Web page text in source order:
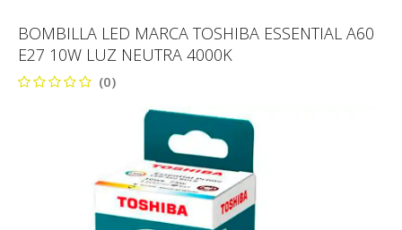
BOMBILLA LED MARCA TOSHIBA ESSENTIAL A60
E27 10W LUZ NEUTRA 4000K
(0)